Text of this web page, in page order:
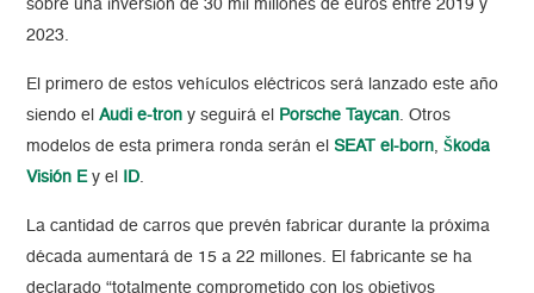
sobre una inversión de 30 mil millones de euros entre 2019 y
2023.
El primero de estos vehículos eléctricos será lanzado este año
siendo elAudi e-tron y seguirá el Porsche Taycan. Otros
modelos de esta primera ronda serán el SEAT el-born,Škoda
Visión Ey el ID.
La cantidad de carros que prevén fabricar durante la próxima
década aumentará de 15 a 22 millones. El fabricante se ha
declarado “totalmente comprometido con los objetivos